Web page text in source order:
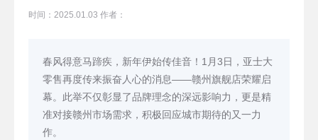
时间：2025.01.03 作者：
春风得意马蹄疾，新年伊始传佳音！1月3日，亚士大
零售再度传来振奋人心的消息——赣州旗舰店荣耀启
幕。此举不仅彰显了品牌理念的深远影响力，更是精
准对接赣州市场需求，积极回应城市期待的又一力
作。